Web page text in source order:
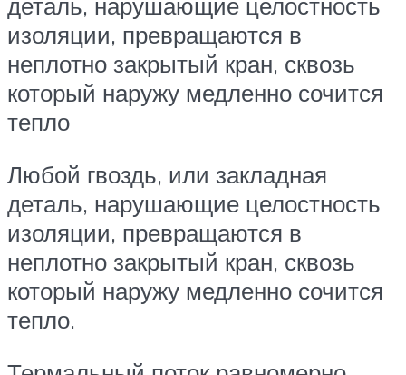
изоляции, превращаются в
неплотно закрытый кран, сквозь
который наружу медленно сочится
тепло
Любой гвоздь, или закладная
деталь, нарушающие целостность
изоляции, превращаются в
неплотно закрытый кран, сквозь
который наружу медленно сочится
тепло.